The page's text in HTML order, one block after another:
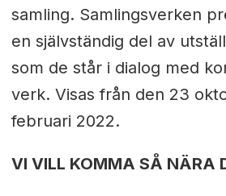
samling. Samlingsverken
en självständig del av
som de står i dialog med
verk. Visas från den 23
februari 2022.
VI VILL KOMMA SÅ NÄRA